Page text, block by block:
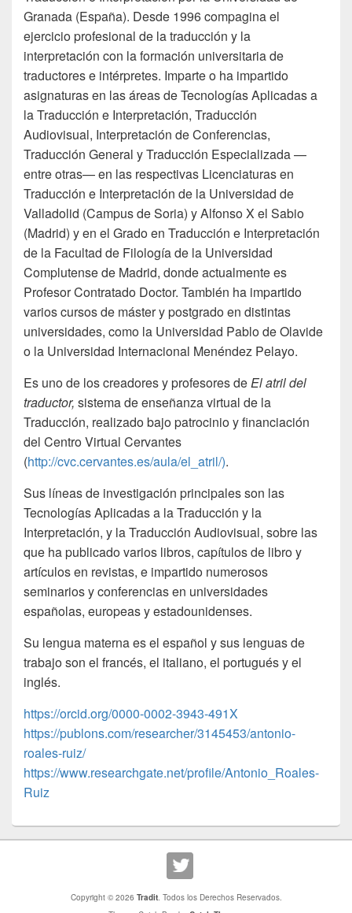
Granada (España). Desde 1996 compagina el
ejercicio profesional de la traducción y la
interpretación con la formación universitaria de
traductores e intérpretes. Imparte o ha impartido
asignaturas en las áreas de Tecnologías Aplicadas a
la Traducción e Interpretación, Traducción
Audiovisual, Interpretación de Conferencias,
Traducción General y Traducción Especializada —
entre otras— en las respectivas Licenciaturas en
Traducción e Interpretación de la Universidad de
Valladolid (Campus de Soria) y Alfonso X el Sabio
(Madrid) y en el Grado en Traducción e Interpretación
de la Facultad de Filología de la Universidad
Complutense de Madrid, donde actualmente es
Profesor Contratado Doctor. También ha impartido
varios cursos de máster y postgrado en distintas
universidades, como la Universidad Pablo de Olavide
o la Universidad Internacional Menéndez Pelayo.
Es uno de los creadores y profesores deEl atril del
traductor, sistema de enseñanza virtual de la
Traducción, realizado bajo patrocinio y financiación
del Centro Virtual Cervantes
(http://cvc.cervantes.es/aula/el_atril/).
Sus líneas de investigación principales son las
Tecnologías Aplicadas a la Traducción y la
Interpretación, y la Traducción Audiovisual, sobre las
que ha publicado varios libros, capítulos de libro y
artículos en revistas, e impartido numerosos
seminarios y conferencias en universidades
españolas, europeas y estadounidenses.
Su lengua materna es el español y sus lenguas de
trabajo son el francés, el italiano, el portugués y el
inglés.
https://orcid.org/0000-0002-3943-491X
https://publons.com/researcher/3145453/antonio-
roales-ruiz/
https://www.researchgate.net/profile/Antonio_Roales-
Ruiz
Copyright © 2026 Tradit. Todos los Derechos Reservados.